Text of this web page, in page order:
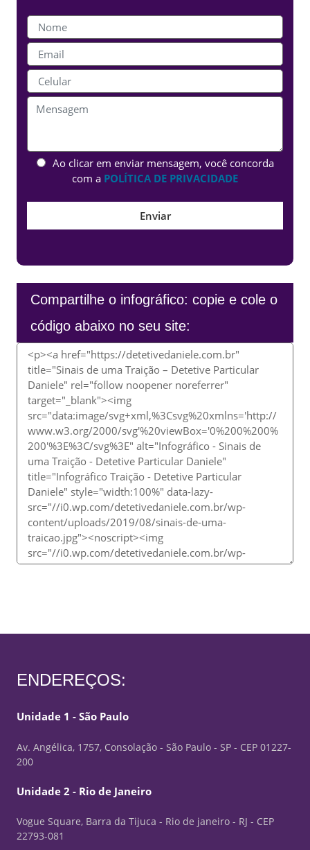
Ao clicar em enviar mensagem, você concorda
com a POLÍTICA DE PRIVACIDADE
Compartilhe o infográfico: copie e cole o
código abaixo no seu site:
ENDEREÇOS:
Unidade 1 - São Paulo
Av. Angélica, 1757, Consolação - São Paulo - SP - CEP 01227-
200
Unidade 2 - Rio de Janeiro
Vogue Square, Barra da Tijuca - Rio de janeiro - RJ - CEP
22793-081